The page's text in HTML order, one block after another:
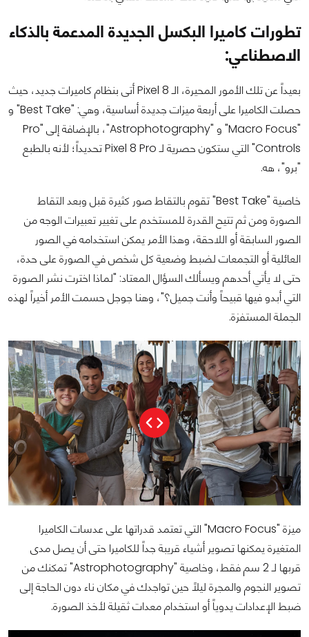
تطورات كاميرا البكسل الجديدة المدعمة بالذكاء
الاصطناعي:
بعيداً عن تلك الأمور المحيرة، الـ Pixel 8 أتى بنظام كاميرات جديد، حيث
حصلت الكاميرا على أربعة ميزات جديدة أساسية، وهي: "Best Take" و
"Macro Focus" و "Astrophotography"، بالإضافة إلى "Pro
Controls" التي ستكون حصرية لـ Pixel 8 Pro تحديداً؛ لأنه بالطبع
"برو"، هه.
خاصية "Best Take" تقوم بالتقاط صور كثيرة قبل وبعد التقاط
الصورة ومن ثم تتيح القدرة للمستخدم على تغيير تعبيرات الوجه من
الصور السابقة أو اللاحقة، وهذا الأمر يمكن استخدامه في الصور
العائلية أو التجمعات لضبط وضعية كل شخص في الصورة على حدة،
حتى لا يأتي أحدهم ويسألك السؤال المعتاد: "لماذا اخترت نشر الصورة
التي أبدو فيها قبيحاً وأنت جميل؟"، وهنا جوجل حسمت الأمر أخيراً لهذه
الجملة المستفزة.
ميزة "Macro Focus" التي تعتمد قدراتها على عدسات الكاميرا
المتغيرة يمكنها تصوير أشياء قريبة جداً للكاميرا حتى أن يصل مدى
قربها لـ 2 سم فقط، وخاصية "Astrophotography" تمكنك من
تصوير النجوم والمجرة ليلاً حين تواجدك في مكان ناء دون الحاجة إلى
ضبط الإعدادات يدوياً أو استخدام معدات ثقيلة لأخذ الصورة.